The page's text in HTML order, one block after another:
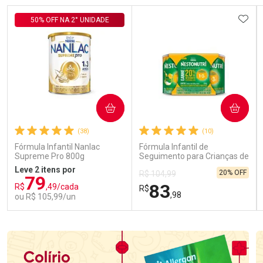
(38)
Fórmula Infantil Nanlac
Supreme Pro 800g
50% OFF NA 2° UNIDADE
Leve 2 itens por
R$79,49/cada
ou R$ 105,99/un
COMPRAR
(10)
Fórmula Infantil de
Seguimento para Crianças de
Primeira Infância Nestonutri
2 Unidades de 800g cada
R$ 104,99
R$83,98
20% OFF
COMPRAR
Laboratório
Por Menos